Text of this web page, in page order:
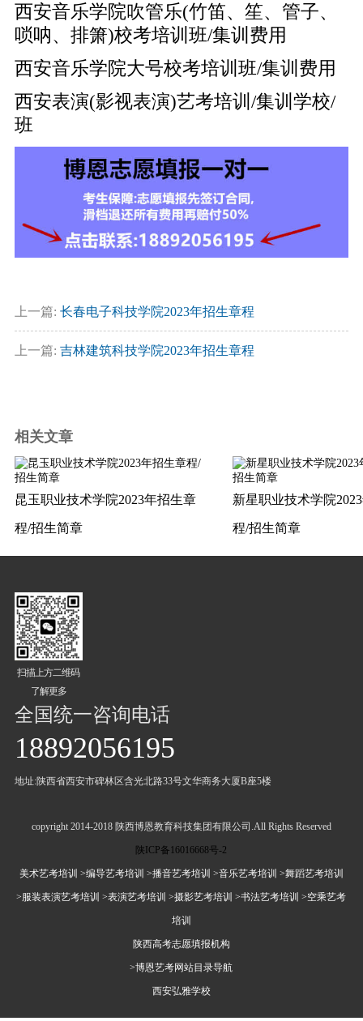
西安音乐学院吹管乐(竹笛、笙、管子、
唢呐、排箫)校考培训班/集训费用
西安音乐学院大号校考培训班/集训费用
西安表演(影视表演)艺考培训/集训学校/
班
上一篇: 长春电子科技学院2023年招生章程
上一篇: 吉林建筑科技学院2023年招生章程
相关文章
昆玉职业技术学院2023年招生章
程/招生简章
新星职业技术学院
程/招生简章
扫描上方二维码
了解更多
全国统一咨询电话
18892056195
地址:陕西省西安市碑林区含光北路33号文华商务大厦B座5楼
copyright 2014-2018 陕西博恩教育科技集团有限公司.All Rights Reserved
陕ICP备16016668号-2
美术艺考培训 >编导艺考培训 >播音艺考培训 >音乐艺考培训 >舞蹈艺考培训
>服装表演艺考培训 >表演艺考培训 >摄影艺考培训 >书法艺考培训 >空乘艺考
培训
陕西高考志愿填报机构
>博恩艺考网站目录导航
西安弘雅学校